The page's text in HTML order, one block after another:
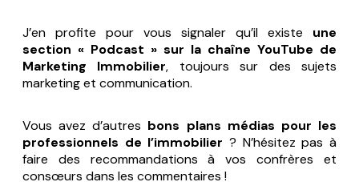
J’en profite pour vous signaler qu’il existe une
section « Podcast » sur la chaîne YouTube de
Marketing Immobilier, toujours sur des sujets
marketing et communication.
Vous avez d’autres bons plans médias pour les
professionnels de l’immobilier ? N’hésitez pas à
faire des recommandations à vos confrères et
consœurs dans les commentaires !